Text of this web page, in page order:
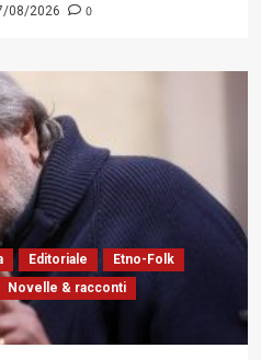
08/2026 0
Editoriale
Etno-Folk
Novelle & racconti